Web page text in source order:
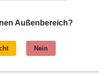
Außenbereich?
Nein